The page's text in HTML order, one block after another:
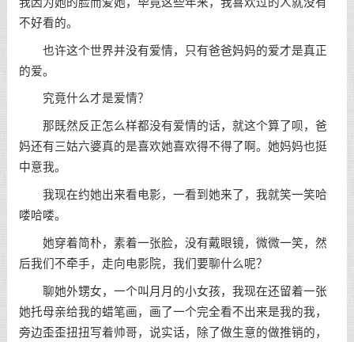
不好看的。
也许这个世界并没有爱情，只有爸爸妈妈的爱才是真正
的爱。
究竟什么才是爱情？
那既然反正怎么样都没有爱情的话，就这个算了呗，爸
妈还有三姑六婆真的是喜欢她喜欢得不得了啊。她妈妈也挺
中意我。
我现在约她出来看电影，一看到她来了，我就笑一笑哈
喽哈喽。
她穿着简朴，素着一张脸，没有戴眼镜，微微一笑，然
后我们不牵手，走向电影院，我们要聊什么呢？
聊她外甥女，一个叫月月的小女孩，我现在还留着一张
她托母亲给我的蜡笔画，画了一个完全看不出来是我的我，
旁边歪歪扭扭写着帅哥，说实话，除了做生意的做推销的，